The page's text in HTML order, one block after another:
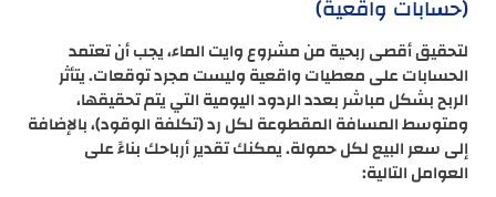
(حسابات واقعية)
لتحقيق أقصى ربحية من مشروع وايت الماء، يجب أن تعتمد
الحسابات على معطيات واقعية وليست مجرد توقعات. يتأثر
الربح بشكل مباشر بعدد الردود اليومية التي يتم تحقيقها،
ومتوسط المسافة المقطوعة لكل رد (تكلفة الوقود)، بالإضافة
إلى سعر البيع لكل حمولة. يمكنك تقدير أرباحك بناءً على
العوامل التالية: